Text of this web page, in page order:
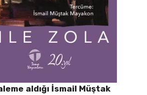
aldığı İsmail Müştak